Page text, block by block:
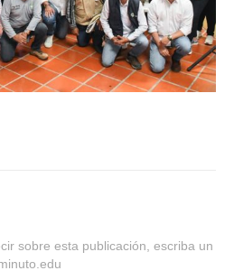
sobre esta publicación, escriba un